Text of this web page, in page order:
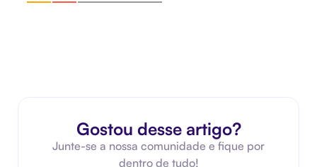
Gostou desse artigo?
Junte-se a nossa comunidade e fique por
dentro de tudo!